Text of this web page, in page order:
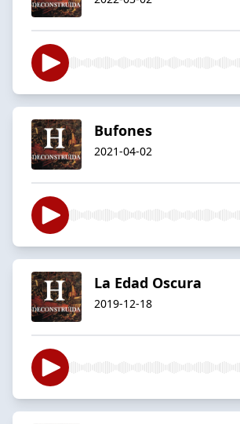
Bufones
2021-04-02
La Edad Oscura
2019-12-18